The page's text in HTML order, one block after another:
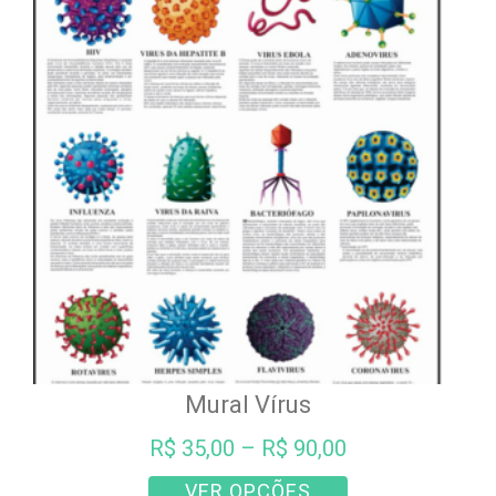
Mural Vírus
R$ 35,00 – R$ 90,00
VER OPÇÕES